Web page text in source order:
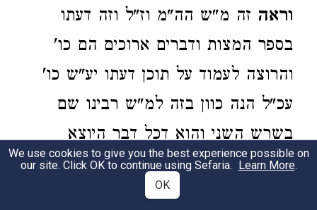
וראה זה מ"ש הה"מ וז"ל וזה דעתו
בספר המצות ודברים ארוכים הם כו'
והרוצה לעמוד על תוכן דעתו יע"ש כו'
עכ"ל הנה כוון בזה למ"ש רבינו שם
בשרש השני והוא דכל דבר היוצא
מדרשות כאלה יקרא בשם דברי סופרים
אם לא שנאמר בגמ' בפירוש שהוא
We use cookies to give you the best experience possible on
our site. Click OK to continue using Sefaria. Learn More.
OK